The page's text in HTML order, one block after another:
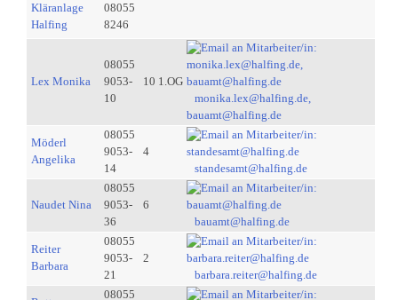
Kläranlage
Halfing
08055
8246
Lex Monika
08055
9053-
10
10 1.OG
monika.lex@halfing.de,
bauamt@halfing.de
Möderl
Angelika
08055
9053-
14
4
standesamt@halfing.de
Naudet Nina
08055
9053-
36
6
bauamt@halfing.de
Reiter
Barbara
08055
9053-
21
2
barbara.reiter@halfing.de
08055